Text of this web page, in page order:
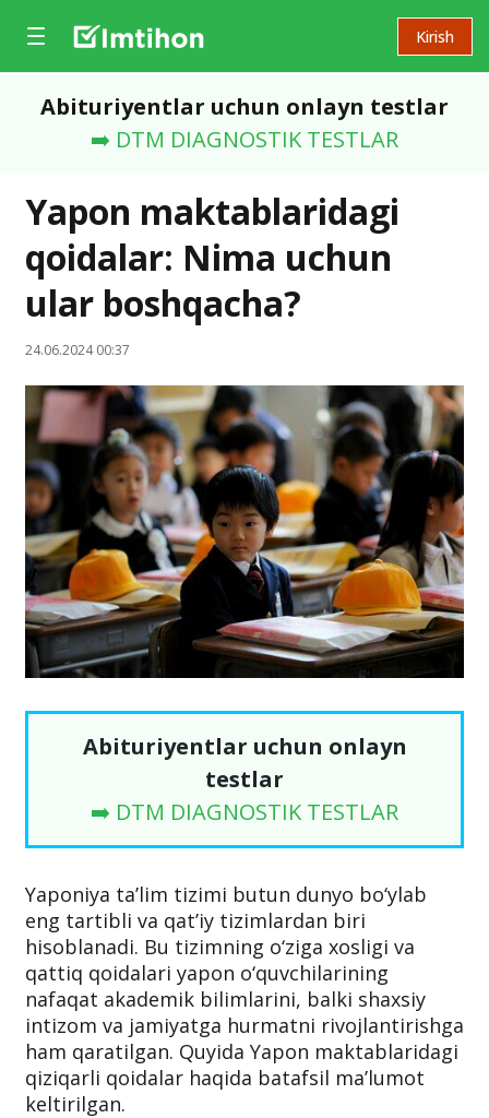
Kirish
Abituriyentlar uchun onlayn testlar
➡️ DTM DIAGNOSTIK TESTLAR
Yapon maktablaridagi
qoidalar: Nima uchun
ular boshqacha?
24.06.2024 00:37
Abituriyentlar uchun onlayn
testlar
➡️ DTM DIAGNOSTIK TESTLAR
Yaponiya ta’lim tizimi butun dunyo bo‘ylab
eng tartibli va qat’iy tizimlardan biri
hisoblanadi. Bu tizimning o‘ziga xosligi va
qattiq qoidalari yapon o‘quvchilarining
nafaqat akademik bilimlarini, balki shaxsiy
intizom va jamiyatga hurmatni rivojlantirishga
ham qaratilgan. Quyida Yapon maktablaridagi
qiziqarli qoidalar haqida batafsil ma’lumot
keltirilgan.